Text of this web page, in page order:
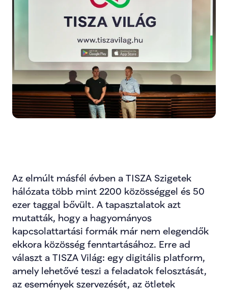
Az elmúlt másfél évben a TISZA Szigetek
hálózata több mint 2200 közösséggel és 50
ezer taggal bővült. A tapasztalatok azt
mutatták, hogy a hagyományos
kapcsolattartási formák már nem elegendők
ekkora közösség fenntartásához. Erre ad
választ a TISZA Világ: egy digitális platform,
amely lehetővé teszi a feladatok felosztását,
az események szervezését, az ötletek